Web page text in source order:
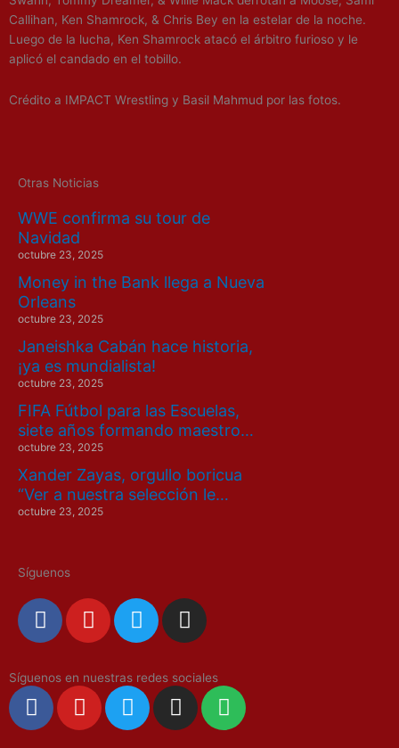
Callihan, Ken Shamrock, & Chris Bey en la estelar de la noche.
Luego de la lucha, Ken Shamrock atacó el árbitro furioso y le
aplicó el candado en el tobillo.
Crédito a IMPACT Wrestling y Basil Mahmud por las fotos.
Otras Noticias
WWE confirma su tour de
Navidad
octubre 23, 2025
Money in the Bank llega a Nueva
Orleans
octubre 23, 2025
Janeishka Cabán hace historia,
¡ya es mundialista!
octubre 23, 2025
FIFA Fútbol para las Escuelas,
siete años formando maestro…
octubre 23, 2025
Xander Zayas, orgullo boricua
“Ver a nuestra selección le…
octubre 23, 2025
Síguenos
F
a
e
b
o
Y
o
t
u
b
T
w
t
t
e
I
n
t
a
g
Síguenos en nuestras redes sociales
F
a
Y
o
T
w
I
n
S
p